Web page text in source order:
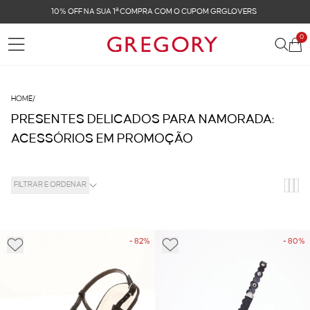
FRETE GRÁTIS NAS COMPRAS ACIMA DE R$ 899
0
HOME/
PRESENTES DELICADOS PARA NAMORADA:
ACESSÓRIOS EM PROMOÇÃO
FILTRAR E ORDENAR
- 82% - 80%